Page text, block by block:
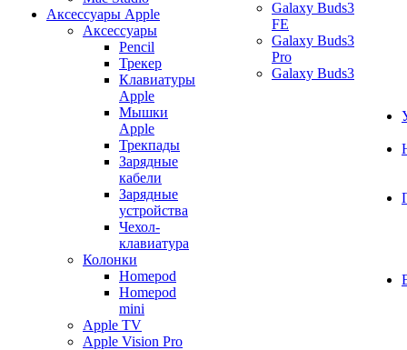
Аксессуары Apple
Аксессуары
Pencil
Трекер
Клавиатуры
Apple
Мышки
Apple
Трекпады
Зарядные
кабели
Зарядные
устройства
Чехол-
клавиатура
Колонки
Homepod
Homepod
mini
Apple TV
Apple Vision Pro
Galaxy Buds3
FE
Galaxy Buds3
Pro
Galaxy Buds3